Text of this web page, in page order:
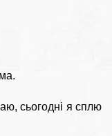
сьогодні я сплю